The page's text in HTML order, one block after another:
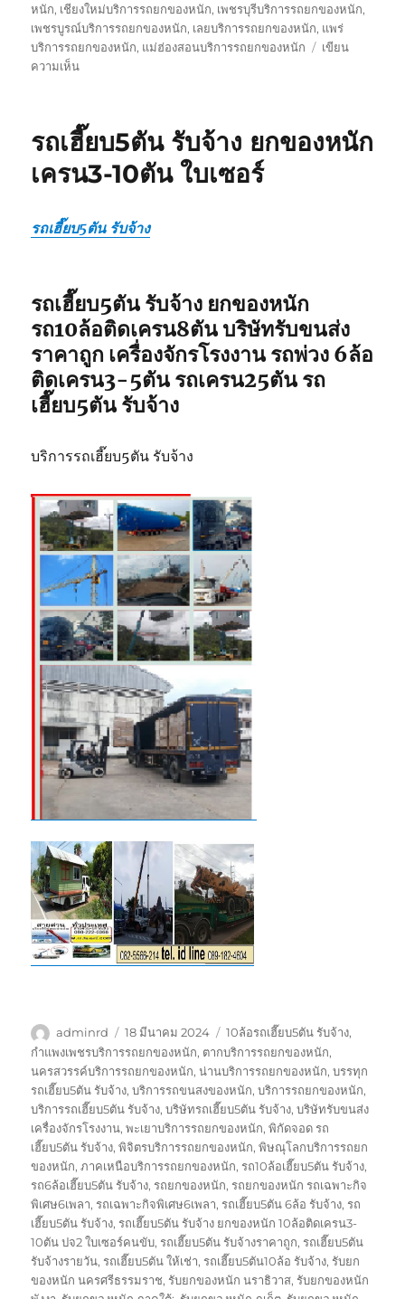
หนัก, เชียงใหม่บริการรถยกของหนัก, เพชรบุรีบริการรถยกของหนัก,
เพชรบูรณ์บริการรถยกของหนัก, เลยบริการรถยกของหนัก, แพร่
บริการรถยกของหนัก, แม่ฮ่องสอนบริการรถยกของหนัก
เขียน
ความเห็นบน
ยก
ของ
10ล้อ
เครน
5ตัน
รถเฮี๊ยบ5ตัน รับจ้าง ยกของหนัก
เครน3-10ตัน ใบเซอร์
รถเฮี๊ยบ5ตัน รับจ้าง
รถเฮี๊ยบ5ตัน รับจ้าง ยกของหนัก
รถ10ล้อติดเครน8ตัน บริษัทรับขนส่ง
ราคาถูก เครื่องจักรโรงงาน รถพ่วง 6ล้อ
ติดเครน3-5ตัน รถเครน25ตัน รถ
เฮี๊ยบ5ตัน รับจ้าง
บริการรถเฮี๊ยบ5ตัน รับจ้าง
ผู้
เขียน
adminrd
เขียน
เมื่อ
18 มีนาคม 2024
ป้าย
กำกับ
10ล้อรถเฮี๊ยบ5ตัน รับจ้าง,
กำแพงเพชรบริการรถยกของหนัก, ตากบริการรถยกของหนัก,
นครสวรรค์บริการรถยกของหนัก,น่านบริการรถยกของหนัก,บรรทุก
รถเฮี๊ยบ5ตัน รับจ้าง,บริการรถขนสงของหนัก,บริการรถยกของหนัก,
บริการรถเฮี๊ยบ5ตัน รับจ้าง,บริษัทรถเฮี๊ยบ5ตัน รับจ้าง,บริษัทรับขนส่ง
เครื่องจักรโรงงาน,พะเยาบริการรถยกของหนัก,พิกัดจอด รถ
เฮี๊ยบ5ตัน รับจ้าง,พิจิตรบริการรถยกของหนัก,พิษณุโลกบริการรถยก
ของหนัก,ภาคเหนือบริการรถยกของหนัก,รถ10ล้อเฮี๊ยบ5ตัน รับจ้าง,
รถ6ล้อเฮี๊ยบ5ตัน รับจ้าง,รถยกของหนัก,รถยกของหนัก รถเฉพาะกิจ
พิเศษ6เพลา,รถเฉพาะกิจพิเศษ6เพลา,รถเฮี๊ยบ5ตัน 6ล้อ รับจ้าง,รถ
เฮี๊ยบ5ตัน รับจ้าง,รถเฮี๊ยบ5ตัน รับจ้าง ยกของหนัก 10ล้อติดเครน3-
10ตัน ปจ2 ใบเซอร์คนขับ,รถเฮี๊ยบ5ตัน รับจ้างราคาถูก,รถเฮี๊ยบ5ตัน
รับจ้างรายวัน,รถเฮี๊ยบ5ตัน ให้เช่า,รถเฮี๊ยบ5ตัน10ล้อ รับจ้าง,รับยก
ของหนัก นครศรีธรรมราช,รับยกของหนัก นราธิวาส,รับยกของหนัก